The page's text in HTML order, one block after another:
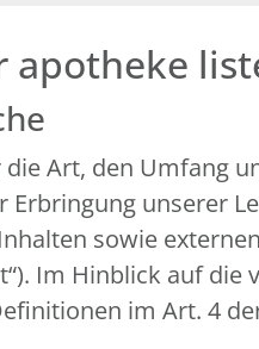
Art, den Umfang
Erbringung unserer
sowie
Im Hinblick auf
im Art. 4